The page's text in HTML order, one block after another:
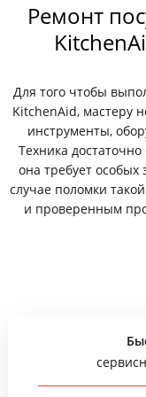
Ремонт
Для того чтобы
KitchenAid, мастеру
инструменты,
Техника
она требует
случае поломки
и проверенным